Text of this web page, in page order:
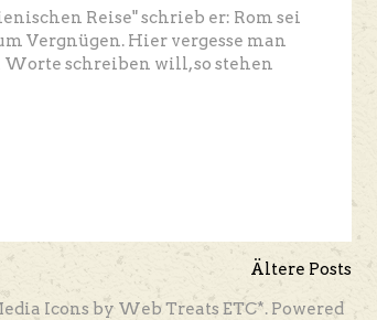
Reise" schrieb er: Rom sei
Vergnügen. Hier vergesse man
schreiben will, so stehen
Ältere Posts
Icons by Web Treats ETC*. Powered